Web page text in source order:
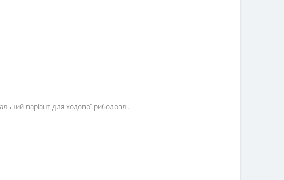
варіант для ходової риболовлі.